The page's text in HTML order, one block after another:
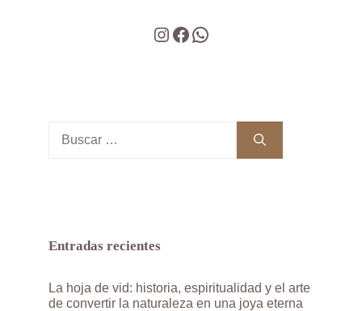
Instagram
Facebook
WhatsApp
Entradas recientes
La hoja de vid: historia, espiritualidad y el arte
de convertir la naturaleza en una joya eterna